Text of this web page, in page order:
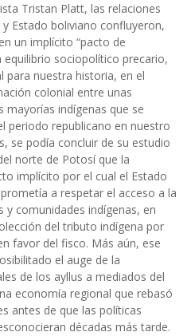
Tristan Platt, las relaciones
Estado boliviano confluyeron,
un implícito “pacto de
sociopolítico precario,
para nuestra historia, en el
colonial entre unas
mayorías indígenas que se
periodo republicano en nuestro
se podía concluir de su estudio
norte de Potosí que la
implícito por el cual el Estado
a respetar el acceso a la
comunidades indígenas, en
del tributo indígena por
favor del fisco. Más aún, ese
el auge de la
de los ayllus a mediados del
economía regional que rebasó
antes de que las políticas
décadas más tarde.